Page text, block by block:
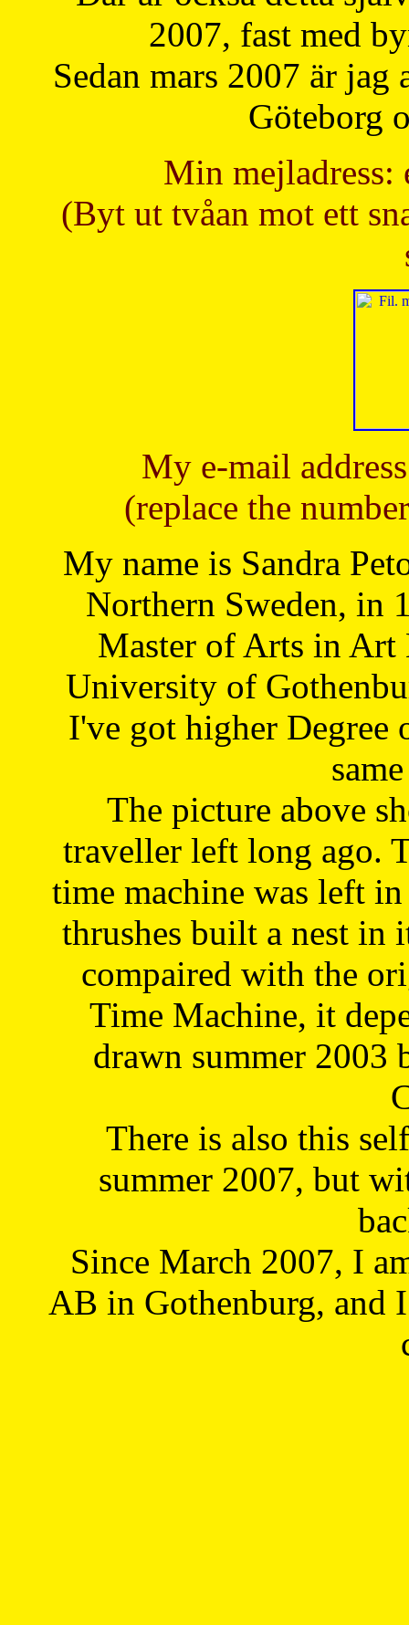
2007, fast med
Sedan mars 2007 är
Göteborg
Min mejladress:
(Byt ut tvåan mot ett
My e-mail
(replace the
My name is Sandra
Northern Sweden, in
Master of Arts in Art
University of
I've got higher Degree
The picture above
traveller left long ago.
time machine was left
thrushes built a nest in
compaired with the
Time Machine, it
drawn summer 2003
There is also this
summer 2007, but
Since March 2007, I
AB in Gothenburg, and